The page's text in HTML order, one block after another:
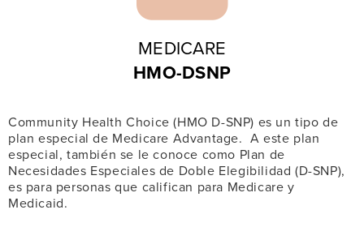
MEDICARE
HMO-DSNP
Community Health Choice (HMO D-SNP) es un tipo de
plan especial de Medicare Advantage. A este plan
especial, también se le conoce como Plan de
Necesidades Especiales de Doble Elegibilidad (D-SNP),
es para personas que califican para Medicare y
Medicaid.